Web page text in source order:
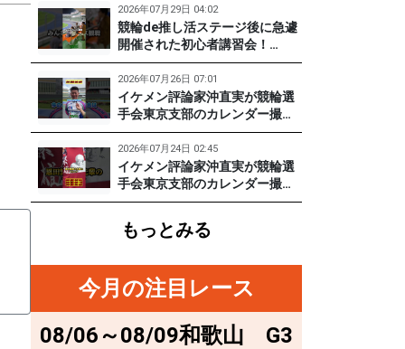
#PR #松戸けいりん #和田健太
郎
2026年07月29日 04:02
競輪de推し活ステージ後に急遽
開催された初心者講習会！
（6/27) 冨田卓さんの講習を受
けて、初めてチャレンジした女
子たち。果たして…？ #PR #松
戸けいりん #和田健太郎 #沖直
実
2026年07月26日 07:01
イケメン評論家沖直実が競輪選
手会東京支部のカレンダー撮影
に突撃！笑顔がかわいい期待の
129期齋藤宏樹選手登場！ #pr #
松戸けいりん
2026年07月24日 02:45
イケメン評論家沖直実が競輪選
手会東京支部のカレンダー撮影
に突撃！イケオジ少年隊登場！
#PR #松戸けいりん #川口満広
もっとみる
今月の注目レース
08/06～08/09和歌山 G3